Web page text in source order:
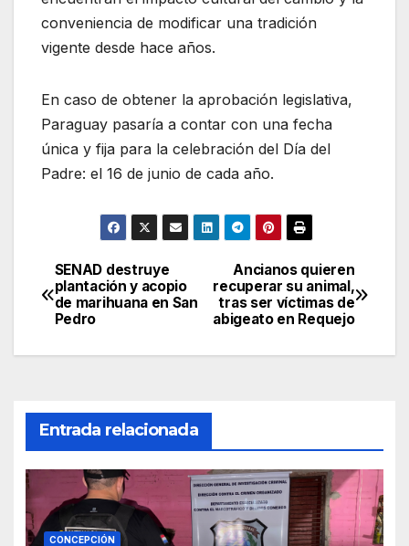
conveniencia de modificar una tradición
vigente desde hace años.
En caso de obtener la aprobación legislativa,
Paraguay pasaría a contar con una fecha
única y fija para la celebración del Día del
Padre: el 16 de junio de cada año.
Navegación
de
entradas
Ancianos quieren
recuperar su animal,
tras ser víctimas de
abigeato en Requejo
SENAD destruye
plantación y acopio
de marihuana en San
Pedro
Entrada relacionada
CONCEPCIÓN